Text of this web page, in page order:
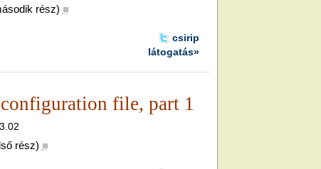
rész) ■
csirip
látogatás»
file, part 1
rész) ■